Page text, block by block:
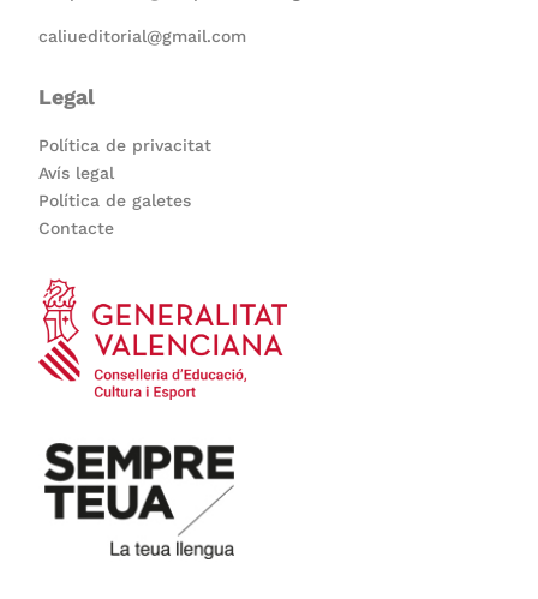
caliueditorial@gmail.com
Legal
Política de privacitat
Avís legal
Política de galetes
Contacte